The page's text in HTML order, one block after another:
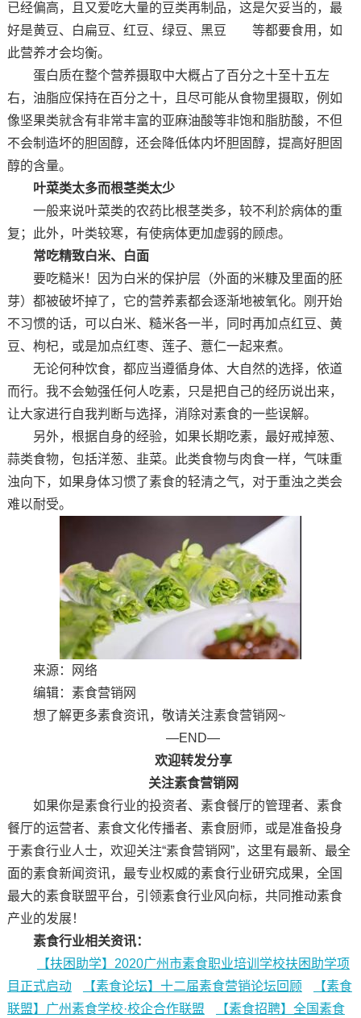
已经偏高，且又爱吃大量的豆类再制品，这是欠妥当的，最
好是黄豆、白扁豆、红豆、绿豆、黑豆 等都要食用，如
此营养才会均衡。
蛋白质在整个营养摄取中大概占了百分之十至十五左
右，油脂应保持在百分之十，且尽可能从食物里摄取，例如
像坚果类就含有非常丰富的亚麻油酸等非饱和脂肪酸，不但
不会制造坏的胆固醇，还会降低体内坏胆固醇，提高好胆固
醇的含量。
叶菜类太多而根茎类太少
一般来说叶菜类的农药比根茎类多，较不利於病体的重
复；此外，叶类较寒，有使病体更加虚弱的顾虑。
常吃精致白米、白面
要吃糙米！因为白米的保护层（外面的米糠及里面的胚
芽）都被破坏掉了，它的营养素都会逐渐地被氧化。刚开始
不习惯的话，可以白米、糙米各一半，同时再加点红豆、黄
豆、枸杞，或是加点红枣、莲子、薏仁一起来煮。
无论何种饮食，都应当遵循身体、大自然的选择，依道
而行。我不会勉强任何人吃素，只是把自己的经历说出来，
让大家进行自我判断与选择，消除对素食的一些误解。
另外，根据自身的经验，如果长期吃素，最好戒掉葱、
蒜类食物，包括洋葱、韭菜。此类食物与肉食一样，气味重
浊向下，如果身体习惯了素食的轻清之气，对于重浊之类会
难以耐受。
来源：网络
编辑：素食营销网
想了解更多素食资讯，敬请关注素食营销网~
—END—
欢迎转发分享
关注素食营销网
如果你是素食行业的投资者、素食餐厅的管理者、素食
餐厅的运营者、素食文化传播者、素食厨师，或是准备投身
于素食行业人士，欢迎关注“素食营销网”，这里有最新、最全
面的素食新闻资讯，最专业权威的素食行业研究成果，全国
最大的素食联盟平台，引领素食行业风向标，共同推动素食
产业的发展！
素食行业相关资讯：
【扶困助学】2020广州市素食职业培训学校扶困助学项
目正式启动
【素食论坛】十二届素食营销论坛回顾
【素食
联盟】广州素食学校·校企合作联盟
【素食招聘】全国素食